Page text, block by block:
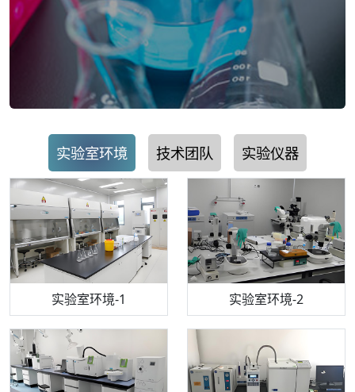
实验室环境 技术团队 实验仪器
实验室环境-1 实验室环境-2
机构质检技术员-1 机构质检技术员-2
步入式恒温恒湿试验箱 电感耦合等离子体光谱仪